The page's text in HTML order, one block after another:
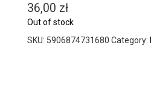
36,00 zł
Out of stock
SKU: 5906874731680 Category: